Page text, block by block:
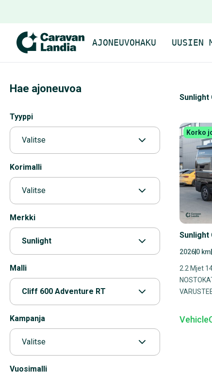
AJONEUVOHAKU UUSIEN
Hae ajoneuvoa
Tyyppi
Valitse
Korimalli
Valitse
Merkki
Sunlight
Malli
Cliff 600 Adventure RT
Kampanja
Valitse
Vuosimalli
Sunlight
Korko
Sunlight
20260 km
2.2 Mjet